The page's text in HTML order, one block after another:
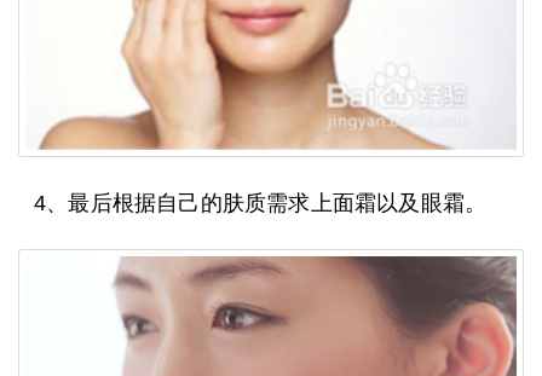
4、最后根据自己的肤质需求上面霜以及眼霜。